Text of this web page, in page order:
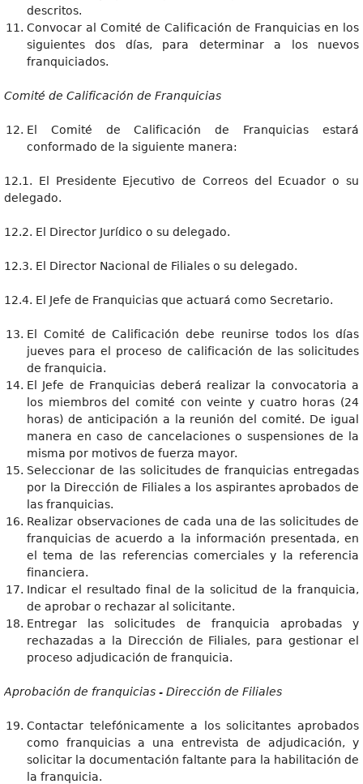
descritos.
Convocar al Comité de Calificación de Franquicias en los
siguientes dos días, para determinar a los nuevos
franquiciados.
Comité de Calificación de Franquicias
El Comité de Calificación de Franquicias estará
conformado de la siguiente manera:
12.1. El Presidente Ejecutivo de Correos del Ecuador o su
delegado.
12.2. El Director Jurídico o su delegado.
12.3. El Director Nacional de Filiales o su delegado.
12.4. El Jefe de Franquicias que actuará como Secretario.
El Comité de Calificación debe reunirse todos los días
jueves para el proceso de calificación de las solicitudes
de franquicia.
El Jefe de Franquicias deberá realizar la convocatoria a
los miembros del comité con veinte y cuatro horas (24
horas) de anticipación a la reunión del comité. De igual
manera en caso de cancelaciones o suspensiones de la
misma por motivos de fuerza mayor.
Seleccionar de las solicitudes de franquicias entregadas
por la Dirección de Filiales a los aspirantes aprobados de
las franquicias.
Realizar observaciones de cada una de las solicitudes de
franquicias de acuerdo a la información presentada, en
el tema de las referencias comerciales y la referencia
financiera.
Indicar el resultado final de la solicitud de la franquicia,
de aprobar o rechazar al solicitante.
Entregar las solicitudes de franquicia aprobadas y
rechazadas a la Dirección de Filiales, para gestionar el
proceso adjudicación de franquicia.
Aprobación de franquicias - Dirección de Filiales
Contactar telefónicamente a los solicitantes aprobados
como franquicias a una entrevista de adjudicación, y
solicitar la documentación faltante para la habilitación de
la franquicia.